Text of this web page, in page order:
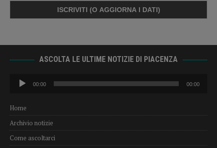
ASCOLTA LE ULTIME NOTIZIE DI PIACENZA
Audio
Player
00:00 00:00
Home
Archivio notizie
Come ascoltarci